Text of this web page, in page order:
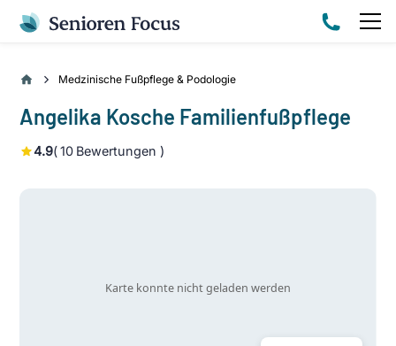
Medzinische Fußpflege & Podologie
Angelika Kosche Familienfußpflege
4.9(10 Bewertungen )